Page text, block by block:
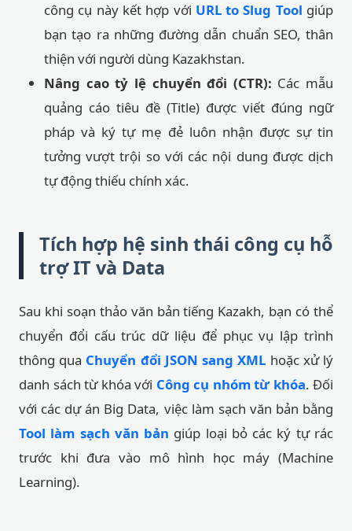
công cụ này kết hợp với URL to Slug Tool giúp
bạn tạo ra những đường dẫn chuẩn SEO, thân
thiện với người dùng Kazakhstan.
Nâng cao tỷ lệ chuyển đổi (CTR): Các mẫu
quảng cáo tiêu đề (Title) được viết đúng ngữ
pháp và ký tự mẹ đẻ luôn nhận được sự tin
tưởng vượt trội so với các nội dung được dịch
tự động thiếu chính xác.
Tích hợp hệ sinh thái công cụ hỗ
trợ IT và Data
Sau khi soạn thảo văn bản tiếng Kazakh, bạn có thể
chuyển đổi cấu trúc dữ liệu để phục vụ lập trình
thông qua Chuyển đổi JSON sang XML hoặc xử lý
danh sách từ khóa với Công cụ nhóm từ khóa. Đối
với các dự án Big Data, việc làm sạch văn bản bằng
Tool làm sạch văn bản giúp loại bỏ các ký tự rác
trước khi đưa vào mô hình học máy (Machine
Learning).